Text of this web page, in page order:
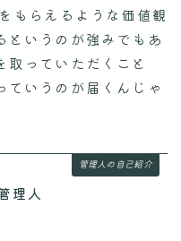
もらえるような価値観
というのが強みでもあ
取っていただくこと
ていうのが届くんじゃ
管理人の自己紹介
人